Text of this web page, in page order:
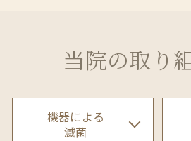
当院の取り
機器による
滅菌